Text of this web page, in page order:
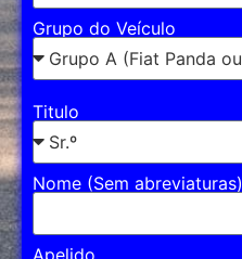
Grupo do Veículo
Titulo
Nome (Sem abreviaturas)